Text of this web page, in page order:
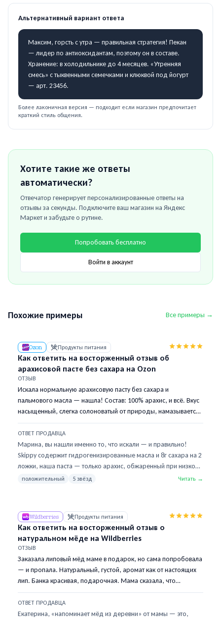
Альтернативный вариант ответа
Максим, горсть с утра — правильная стратегия! Пекан
— лидер по антиоксидантам, поэтому он в составе.
Хранение: в холодильнике до 4 месяцев. «Утренняя
смесь» с тыквенными семечками и клюквой под йогурт
— арт. 23456.
Более лаконичная версия — подходит если магазин предпочитает
краткий стиль общения.
Хотите такие же ответы
автоматически?
Отвечатор генерирует персонализированные ответы на
отзывы за секунды. Подключите ваш магазин на Яндекс
Маркети забудьте о рутине.
Попробовать бесплатно
Войти в аккаунт
Похожие примеры Все примеры →
Ozon Продукты питания
Как ответить на восторженный отзыв об
арахисовой пасте без сахара на Ozon
ОТЗЫВ
Искала нормальную арахисовую пасту без сахара и
пальмового масла — нашла! Состав: 100% арахис, и всё. Вкус
насыщенный, слегка солоноватый от природы, намазывается
легко. Ела до этого только Skippy — разница огромная. Буду
брать регулярно.
ОТВЕТ ПРОДАВЦА
Марина, вы нашли именно то, что искали — и правильно!
Skippy содержит гидрогенизированные масла и 8г сахара на 2
ложки, наша паста — только арахис, обжаренный при низкой
температуре, чтобы сохранить полезные жиры.
паста из кешью — она более сливочная и нейтральная,
хорошо идёт в смузи или к фруктам. И паста из миндаля —
чуть горчинка, насыщеннее. Оба варианта без добавок, как и
арахисовая.
положительный 5 звёзд Читать →
Wildberries Продукты питания
Как ответить на восторженный отзыв о
натуральном мёде на Wildberries
ОТЗЫВ
Заказала липовый мёд маме в подарок, но сама попробовала
— и пропала. Натуральный, густой, аромат как от настоящих
лип. Банка красивая, подарочная. Мама сказала, что
напоминает мёд из деревни. Берём теперь постоянно.
ОТВЕТ ПРОДАВЦА
Екатерина, «напоминает мёд из деревни» от мамы — это,